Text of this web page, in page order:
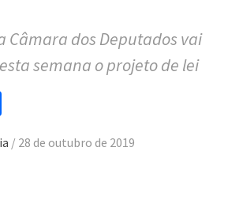
Câmara dos Deputados vai
semana o projeto de lei
/ 28 de outubro de 2019